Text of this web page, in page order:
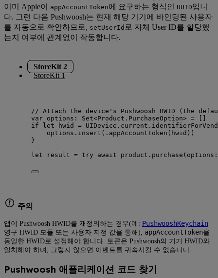
이미 Apple이
appAccountToken에 요구하는 형식인 UUID입니
다. 그런 다음 Pushwoosh는 현재 해당 기기에 바인딩된 사용자
를 자동으로 확인하므로, setUserId 로 자체 User ID를 할당했
는지 여부에 관계없이 작동합니다.
StoreKit 2
StoreKit 1
// Attach the device's Pushwoosh HWID (the
var options: Set<Product.PurchaseOption> = []
if
let hwid =
options. insert ( . appAccountToken ( hwid ))
}
let result = try await product. purchase ( options
주의
앱이 Pushwoosh HWID를 재정의하는 경우(예: PushwooshKeychain
영구 HWID 모듈 또는 사용자 지정 값을 통해), appAccountToken을
동일한 HWID로 설정해야 합니다. 토큰은 Pushwoosh의 기기 HWID와
일치해야 하며, 그렇지 않으면 이벤트를 귀속시킬 수 없습니다.
Pushwoosh 애플리케이션 코드 찾기